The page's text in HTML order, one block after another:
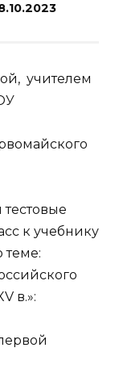
учителем
к учебнику
теме:
в.»: